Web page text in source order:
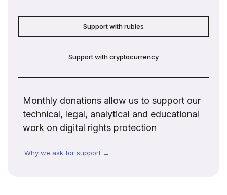
Support with rubles
Support with cryptocurrency
Monthly donations allow us to support our
technical, legal, analytical and educational
work on digital rights protection
Why we ask for support →